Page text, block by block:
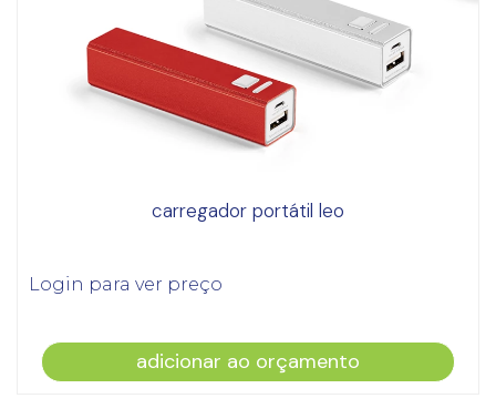
carregador portátil leo
Login para ver preço
adicionar ao orçamento